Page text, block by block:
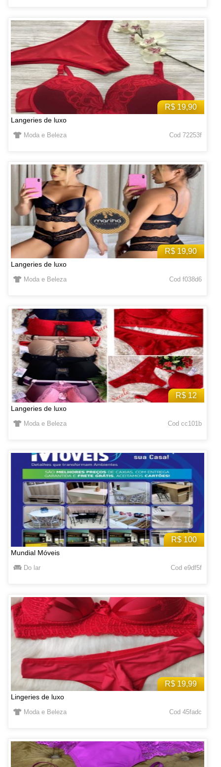
R$ 19,90
Langeries de luxo
Moda e Beleza Cod 72253f
R$ 19,90
Langeries de luxo
Moda e Beleza Cod f038d6
R$ 12
Langeries de luxo
Moda e Beleza Cod cc101b
R$ 100
Mundial Móveis
Do lar Cod e9df5f
R$ 19,99
Lingeries de luxo
Moda e Beleza Cod 45fadc